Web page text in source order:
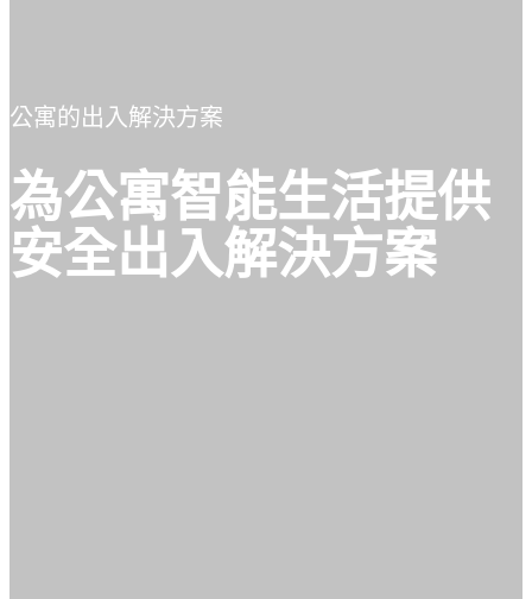
公寓的出入解決方案
為公寓智能生活提供
安全出入解決方案